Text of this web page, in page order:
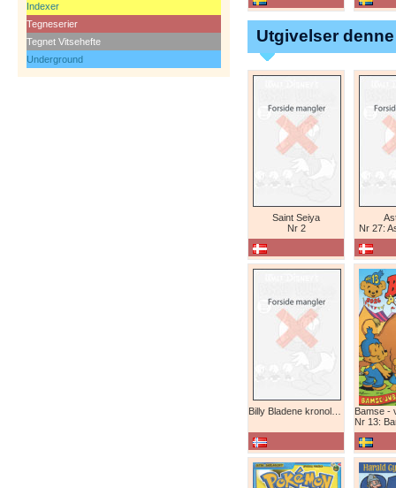
Indexer
Tegneserier
Tegnet Vitsehefte
Underground
Utgivelser
Saint Seiya
Nr 2
Nr 27:
Nr 13: Bamse-